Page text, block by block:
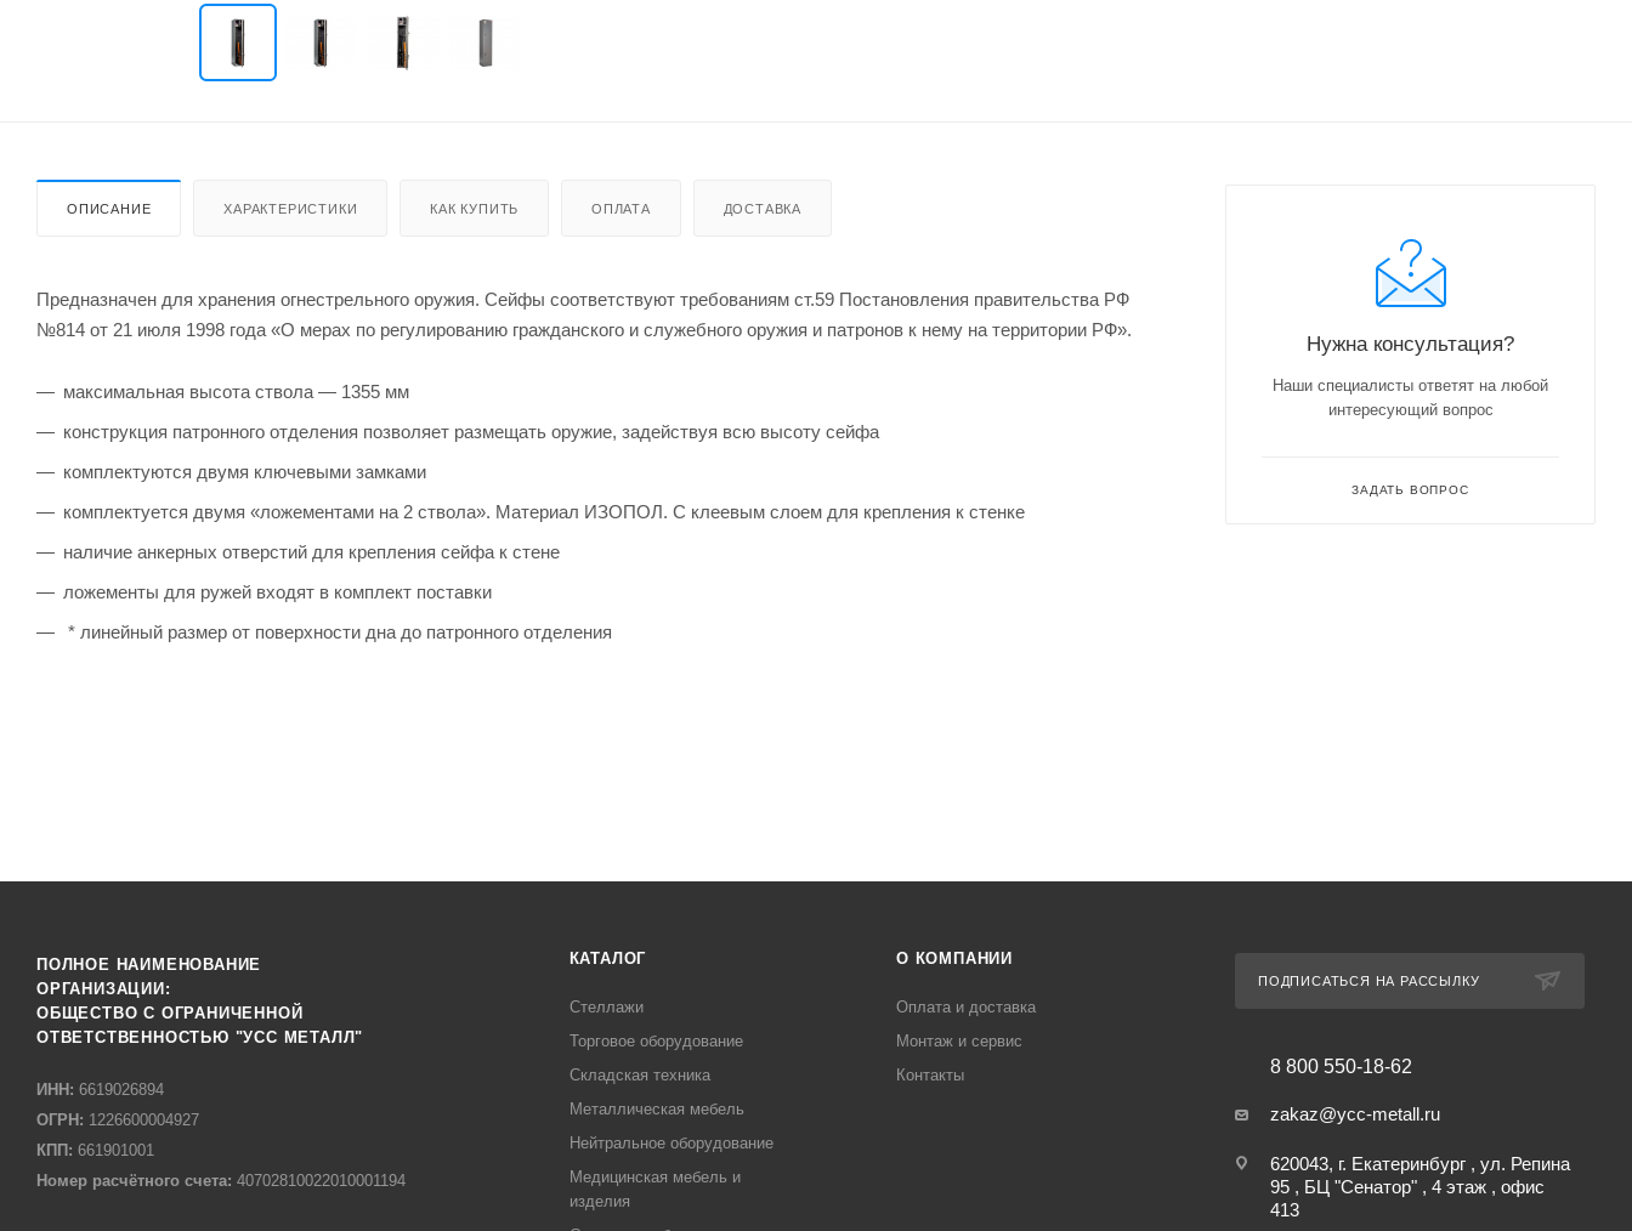
ОПИСАНИЕ ХАРАКТЕРИСТИКИ КАК КУПИТЬ ОПЛАТА ДОСТАВКА
Предназначен для хранения огнестрельного оружия. Сейфы соответствуют требованиям ст.59 Постановления правительства РФ
№814 от 21 июля 1998 года «О мерах по регулированию гражданского и служебного оружия и патронов к нему на территории РФ».
максимальная высота ствола — 1355 мм
конструкция патронного отделения позволяет размещать оружие, задействуя всю высоту сейфа
комплектуются двумя ключевыми замками
комплектуется двумя «ложементами на 2 ствола». Материал ИЗОПОЛ. С клеевым слоем для крепления к стенке
наличие анкерных отверстий для крепления сейфа к стене
ложементы для ружей входят в комплект поставки
* линейный размер от поверхности дна до патронного отделения
Нужна консультация?
Наши специалисты ответят на любой
интересующий вопрос
ЗАДАТЬ ВОПРОС
ПОЛНОЕ НАИМЕНОВАНИЕ
ОРГАНИЗАЦИИ:
ОБЩЕСТВО С ОГРАНИЧЕННОЙ
ОТВЕТСТВЕННОСТЬЮ "УСС МЕТАЛЛ"
ИНН: 6619026894
ОГРН: 1226600004927
КПП: 661901001
Номер расчётного счета: 40702810022010001194
КАТАЛОГ
Стеллажи
Торговое оборудование
Складская техника
Металлическая мебель
Нейтральное оборудование
Медицинская мебель и
изделия
О КОМПАНИИ
Оплата и доставка
Монтаж и сервис
Контакты
ПОДПИСАТЬСЯ НА РАССЫЛКУ
8 800 550-18-62
zakaz@ycc-metall.ru
620043, г. Екатеринбург , ул. Репина
95 , БЦ "Сенатор" , 4 этаж , офис
413